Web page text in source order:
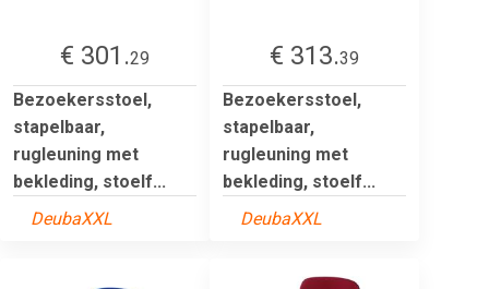
€ 301.29
Bezoekersstoel,
stapelbaar,
rugleuning met
bekleding, stoelf...
DeubaXXL
€ 313.39
Bezoekersstoel,
stapelbaar,
rugleuning met
bekleding, stoelf...
DeubaXXL